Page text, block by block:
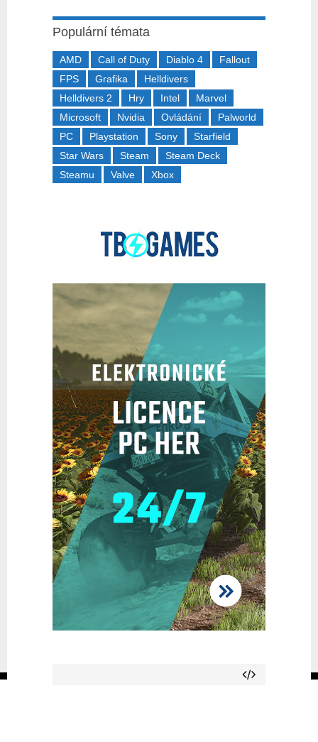
Populární témata
AMD Call of Duty Diablo 4
Fallout
FPS
Grafika
Helldivers
Helldivers 2
Hry Intel
Marvel
Microsoft
Nvidia Ovládání
Palworld
PC
Playstation Sony
Starfield
Star Wars
Steam
Steam Deck
Steamu
Valve Xbox